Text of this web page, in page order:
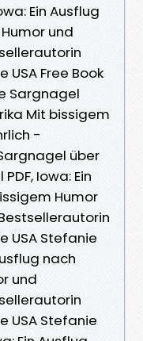
Ein Ausflug
und
Free Book
Sargnagel
Mit bissigem
-
über
Iowa: Ein
Humor
USA Stefanie
nach
und
USA Stefanie